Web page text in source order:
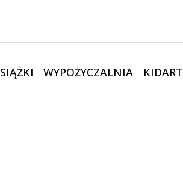
WYPOŻYCZALNIA KIDART